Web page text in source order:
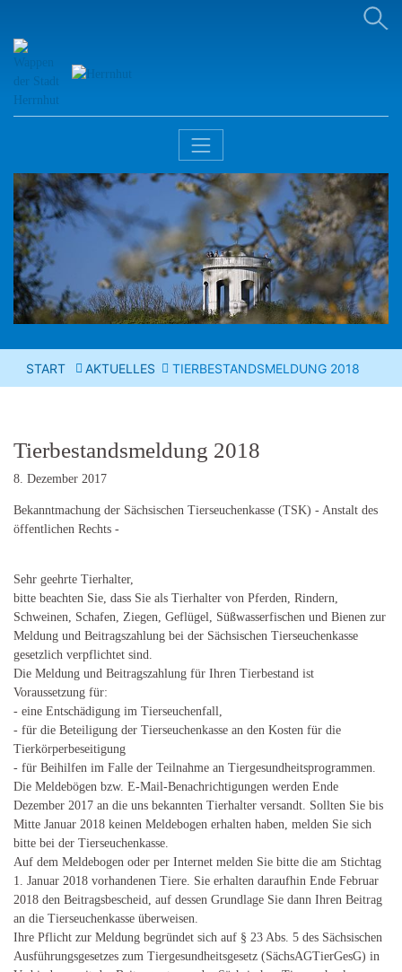
START AKTUELLES TIERBESTANDSMELDUNG 2018
Tierbestandsmeldung 2018
8. Dezember 2017
Bekanntmachung der Sächsischen Tierseuchenkasse (TSK) - Anstalt des
öffentlichen Rechts -
Sehr geehrte Tierhalter,
bitte beachten Sie, dass Sie als Tierhalter von Pferden, Rindern,
Schweinen, Schafen, Ziegen, Geflügel, Süßwasserfischen und Bienen zur
Meldung und Beitragszahlung bei der Sächsischen Tierseuchenkasse
gesetzlich verpflichtet sind.
Die Meldung und Beitragszahlung für Ihren Tierbestand ist
Voraussetzung für:
- eine Entschädigung im Tierseuchenfall,
- für die Beteiligung der Tierseuchenkasse an den Kosten für die
Tierkörperbeseitigung
- für Beihilfen im Falle der Teilnahme an Tiergesundheitsprogrammen.
Die Meldebögen bzw. E-Mail-Benachrichtigungen werden Ende
Dezember 2017 an die uns bekannten Tierhalter versandt. Sollten Sie bis
Mitte Januar 2018 keinen Meldebogen erhalten haben, melden Sie sich
bitte bei der Tierseuchenkasse.
Auf dem Meldebogen oder per Internet melden Sie bitte die am Stichtag
1. Januar 2018 vorhandenen Tiere. Sie erhalten daraufhin Ende Februar
2018 den Beitragsbescheid, auf dessen Grundlage Sie dann Ihren Beitrag
an die Tierseuchenkasse überweisen.
Ihre Pflicht zur Meldung begründet sich auf § 23 Abs. 5 des Sächsischen
Ausführungsgesetzes zum Tiergesundheitsgesetz (SächsAGTierGesG) in